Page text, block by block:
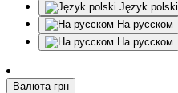
Język polski
На русском
На русском
Валюта грн